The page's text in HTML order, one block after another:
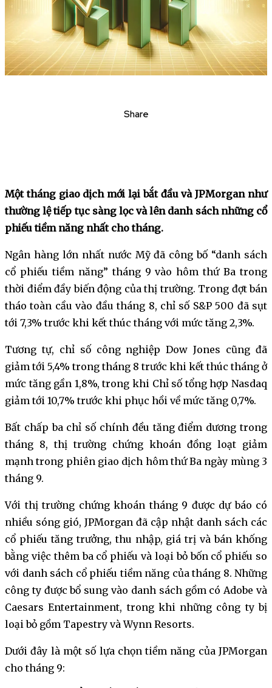
Share
Một tháng giao dịch mới lại bắt đầu và JPMorgan như
thường lệ tiếp tục sàng lọc và lên danh sách những cổ
phiếu tiềm năng nhất cho tháng.
Ngân hàng lớn nhất nước Mỹ đã công bố “danh sách
cổ phiếu tiềm năng” tháng 9 vào hôm thứ Ba trong
thời điểm đầy biến động của thị trường. Trong đợt bán
tháo toàn cầu vào đầu tháng 8, chỉ số S&P 500 đã sụt
tới 7,3% trước khi kết thúc tháng với mức tăng 2,3%.
Tương tự, chỉ số công nghiệp Dow Jones cũng đã
giảm tới 5,4% trong tháng 8 trước khi kết thúc tháng ở
mức tăng gần 1,8%, trong khi Chỉ số tổng hợp Nasdaq
giảm tới 10,7% trước khi phục hồi về mức tăng 0,7%.
Bất chấp ba chỉ số chính đều tăng điểm dương trong
tháng 8, thị trường chứng khoán đồng loạt giảm
mạnh trong phiên giao dịch hôm thứ Ba ngày mùng 3
tháng 9.
Với thị trường chứng khoán tháng 9 được dự báo có
nhiều sóng gió, JPMorgan đã cập nhật danh sách các
cổ phiếu tăng trưởng, thu nhập, giá trị và bán khống
bằng việc thêm ba cổ phiếu và loại bỏ bốn cổ phiếu so
với danh sách cổ phiếu tiềm năng của tháng 8. Những
công ty được bổ sung vào danh sách gồm có Adobe và
Caesars Entertainment, trong khi những công ty bị
loại bỏ gồm Tapestry và Wynn Resorts.
Dưới đây là một số lựa chọn tiềm năng của JPMorgan
cho tháng 9: